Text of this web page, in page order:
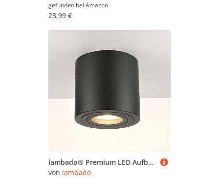
gefunden bei Amazon
28,99 €
lambado® Premium LED Aufbauleuchte/Deckenstrahler Set inkl. 230V 5W GU10 Spots dimmbar - dezente Aufbaustrahler/Deckenspots (rund, schwarz, schwenkbar)
von lambado